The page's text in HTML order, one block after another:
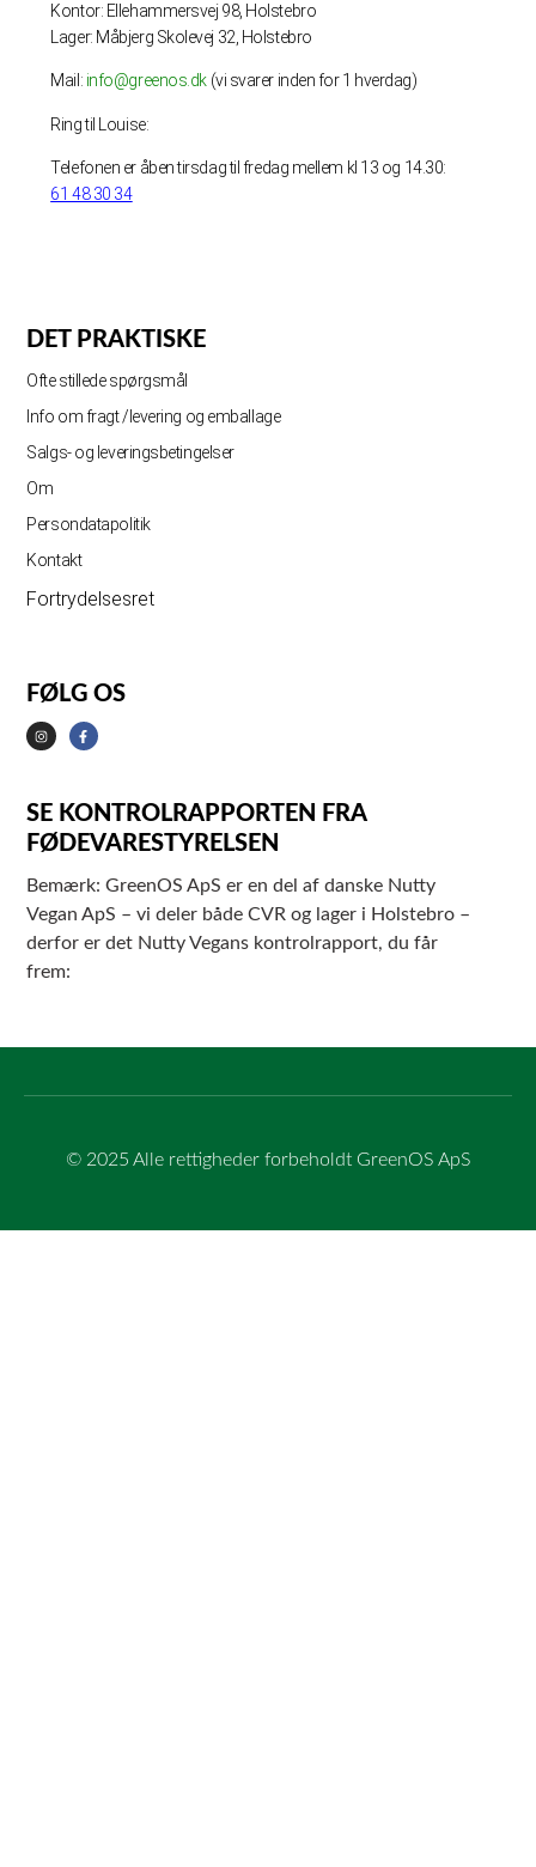
Kontor: Ellehammersvej 98, Holstebro
Lager: Måbjerg Skolevej 32, Holstebro
Mail: info@greenos.dk (vi svarer inden for 1 hverdag)
Ring til Louise:
Telefonen er åben tirsdag til fredag mellem kl 13 og 14.30:
61 48 30 34
DET PRAKTISKE
Ofte stillede spørgsmål
Info om fragt /levering og emballage
Salgs- og leveringsbetingelser
Om
Persondatapolitik
Kontakt
Fortrydelsesret
FØLG OS
SE KONTROLRAPPORTEN FRA
FØDEVARESTYRELSEN
Bemærk: GreenOS ApS er en del af danske Nutty
Vegan ApS – vi deler både CVR og lager i Holstebro –
derfor er det Nutty Vegans kontrolrapport, du får
frem:
© 2025 Alle rettigheder forbeholdt GreenOS ApS